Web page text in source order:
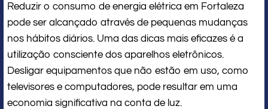
Reduzir o consumo de energia elétrica em Fortaleza
pode ser alcançado através de pequenas mudanças
nos hábitos diários. Uma das dicas mais eficazes é a
utilização consciente dos aparelhos eletrônicos.
Desligar equipamentos que não estão em uso, como
televisores e computadores, pode resultar em uma
economia significativa na conta de luz.